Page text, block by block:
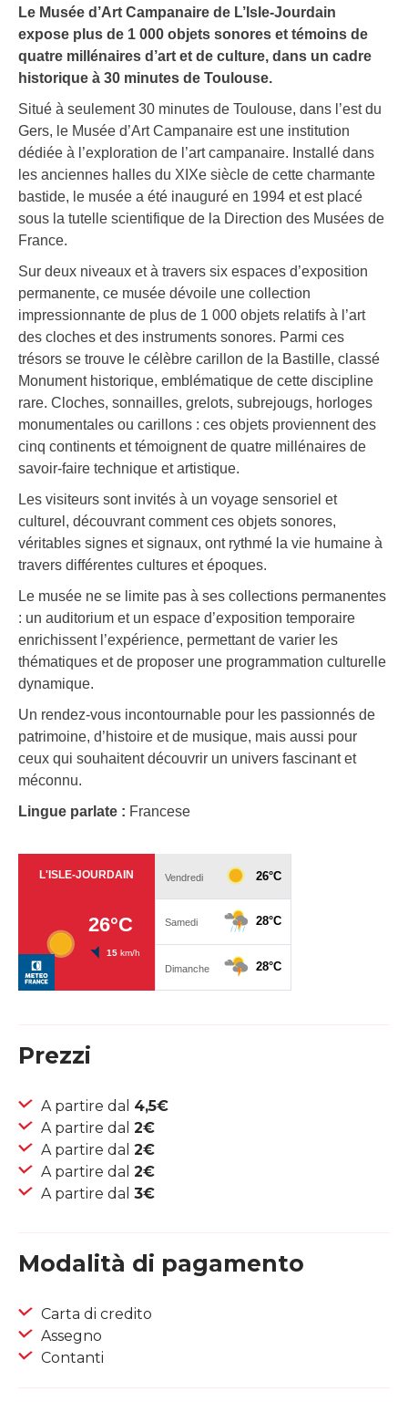
Le Musée d’Art Campanaire de L’Isle-Jourdain
expose plus de 1 000 objets sonores et témoins de
quatre millénaires d’art et de culture, dans un cadre
historique à 30 minutes de Toulouse.
Situé à seulement 30 minutes de Toulouse, dans l’est du
Gers, le Musée d’Art Campanaire est une institution
dédiée à l’exploration de l’art campanaire. Installé dans
les anciennes halles du XIXe siècle de cette charmante
bastide, le musée a été inauguré en 1994 et est placé
sous la tutelle scientifique de la Direction des Musées de
France.
Sur deux niveaux et à travers six espaces d’exposition
permanente, ce musée dévoile une collection
impressionnante de plus de 1 000 objets relatifs à l’art
des cloches et des instruments sonores. Parmi ces
trésors se trouve le célèbre carillon de la Bastille, classé
Monument historique, emblématique de cette discipline
rare. Cloches, sonnailles, grelots, subrejougs, horloges
monumentales ou carillons : ces objets proviennent des
cinq continents et témoignent de quatre millénaires de
savoir-faire technique et artistique.
Les visiteurs sont invités à un voyage sensoriel et
culturel, découvrant comment ces objets sonores,
véritables signes et signaux, ont rythmé la vie humaine à
travers différentes cultures et époques.
Le musée ne se limite pas à ses collections permanentes
: un auditorium et un espace d’exposition temporaire
enrichissent l’expérience, permettant de varier les
thématiques et de proposer une programmation culturelle
dynamique.
Un rendez-vous incontournable pour les passionnés de
patrimoine, d’histoire et de musique, mais aussi pour
ceux qui souhaitent découvrir un univers fascinant et
méconnu.
Lingue parlate : Francese
Prezzi
A partire dal 4,5€
A partire dal 2€
A partire dal 2€
A partire dal 2€
A partire dal 3€
Modalità di pagamento
Carta di credito
Assegno
Contanti